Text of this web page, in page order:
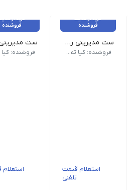
و قابلیت چاپ طلاکوب، انتخابی
شامل زیرلیوانی و جای کارت،
خرید از سایت
فروشنده
ست مدیریتی ردپک
ست ردپک با رنگ‌بندی قرمز، شامل
فروشنده: کیا تقویم
استعلام قیمت
تلفنی
خرید از
فروشنده
ست ژاکلین